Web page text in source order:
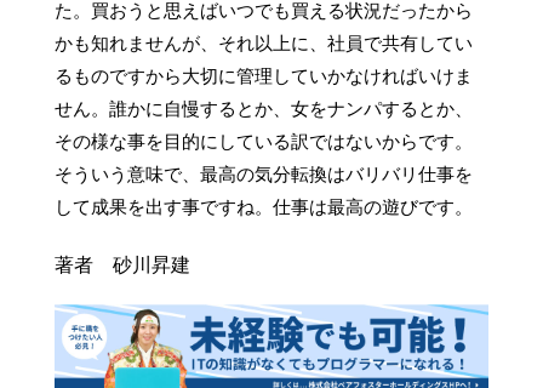
た。買おうと思えばいつでも買える状況だったから
かも知れませんが、それ以上に、社員で共有してい
るものですから大切に管理していかなければいけま
せん。誰かに自慢するとか、女をナンパするとか、
その様な事を目的にしている訳ではないからです。
そういう意味で、最高の気分転換はバリバリ仕事を
して成果を出す事ですね。仕事は最高の遊びです。
著者 砂川昇建